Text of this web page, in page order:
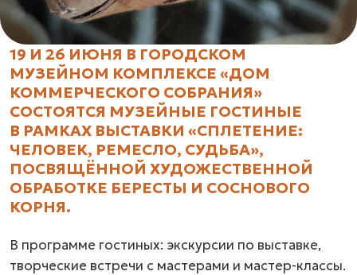
19 И 26 ИЮНЯ В ГОРОДСКОМ
МУЗЕЙНОМ КОМПЛЕКСЕ «ДОМ
КОММЕРЧЕСКОГО СОБРАНИЯ»
СОСТОЯТСЯ МУЗЕЙНЫЕ ГОСТИНЫЕ
В РАМКАХ ВЫСТАВКИ «СПЛЕТЕНИЕ:
ЧЕЛОВЕК, РЕМЕСЛО, СУДЬБА»,
ПОСВЯЩЁННОЙ ХУДОЖЕСТВЕННОЙ
ОБРАБОТКЕ БЕРЕСТЫ И СОСНОВОГО
КОРНЯ.
В программе гостиных: экскурсии по выставке,
творческие встречи с мастерами и мастер-классы.